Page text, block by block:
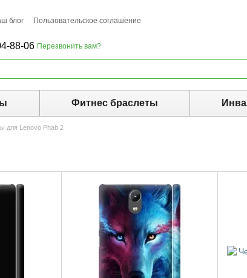
блог Пользовательское соглашение
88-06 Перезвонить вам?
Фитнес браслеты
для Lenovo Phab 2